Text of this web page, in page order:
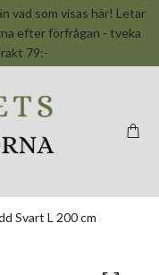
vad som visas här! Letar
efter förfrågan - tveka
79:-
Svart L 200 cm